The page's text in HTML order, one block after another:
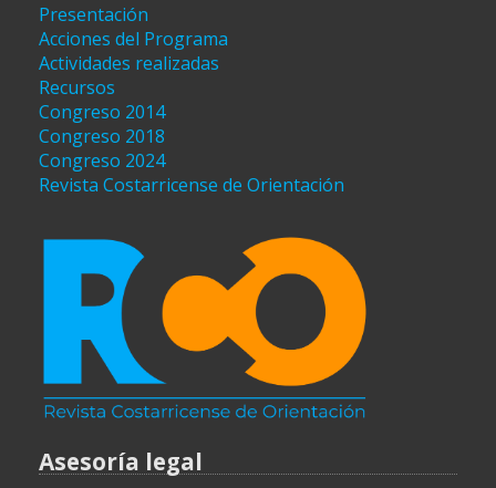
Presentación
Acciones del Programa
Actividades realizadas
Recursos
Congreso 2014
Congreso 2018
Congreso 2024
Revista Costarricense de Orientación
Asesoría legal